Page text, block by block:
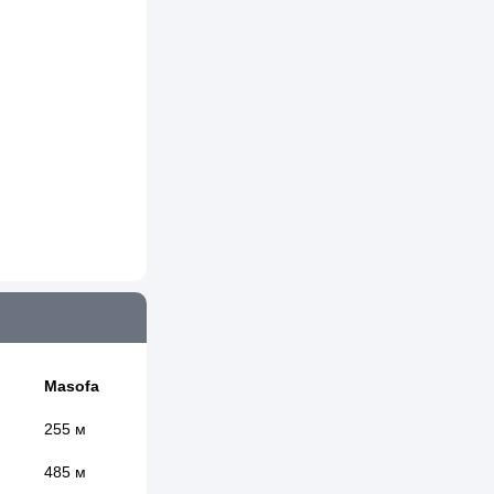
Masofa
255 м
485 м